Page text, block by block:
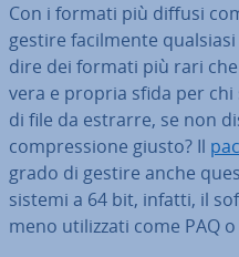
Con i formati più diffusi
gestire fa­cil­men­te
dire dei formati più rari
vera e propria sfida per
di file da estrarre, se non
com­pres­sio­ne giusto? Il
grado di gestire anche
sistemi a 64 bit, infatti, il
meno uti­liz­za­ti come PAQ o